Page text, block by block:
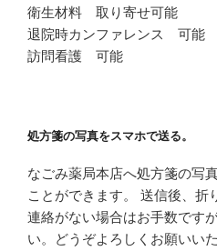
衛生材料 取り寄せ可能
退院時カンファレンス 可能
訪問看護 可能
処方箋の写真をスマホで送る。
なごみ薬局本店へ処方箋の写
ことができます。 送信後、折
連絡がない場合はお手数です
い。どうぞよろしくお願いい